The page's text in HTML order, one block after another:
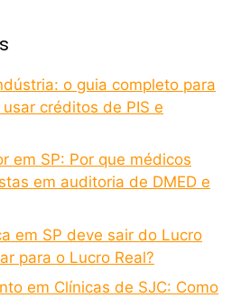
o guia completo para
créditos de PIS e
em SP: Por que médicos
em auditoria de DMED e
em SP deve sair do Lucro
para o Lucro Real?
em Clínicas de SJC: Como